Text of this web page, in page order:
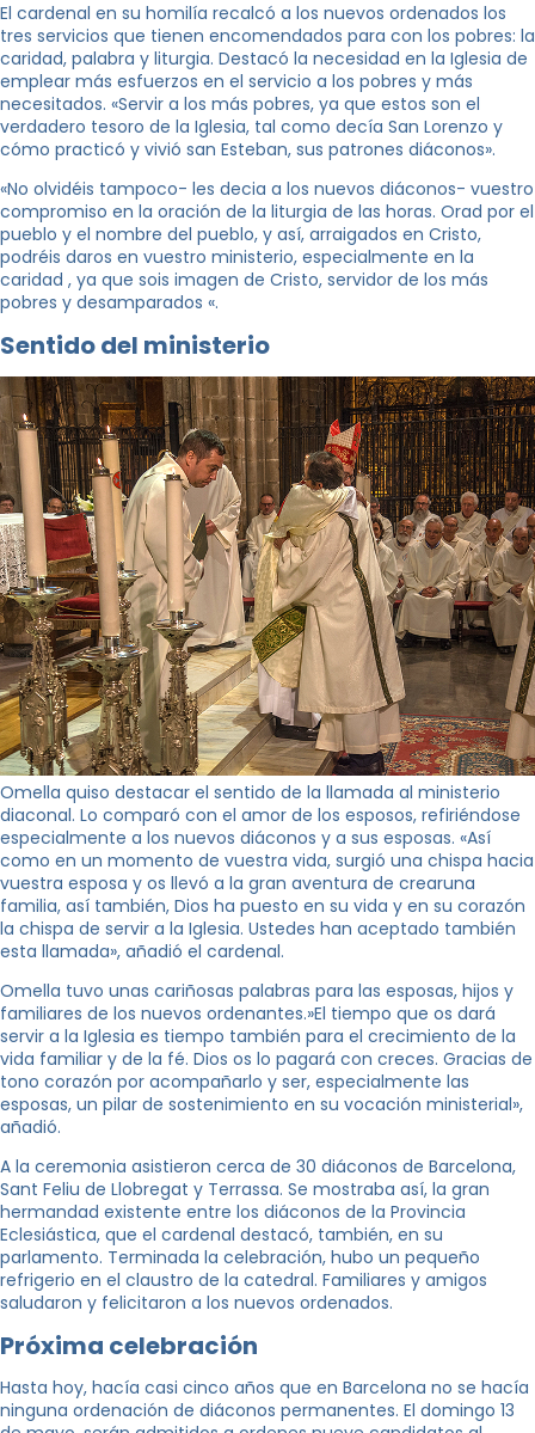
El cardenal en su homilía recalcó a los nuevos ordenados los
tres servicios que tienen encomendados para con los pobres: la
caridad, palabra y liturgia. Destacó la necesidad en la Iglesia de
emplear más esfuerzos en el servicio a los pobres y más
necesitados. «Servir a los más pobres, ya que estos son el
verdadero tesoro de la Iglesia, tal como decía San Lorenzo y
cómo practicó y vivió san Esteban, sus patrones diáconos».
«No olvidéis tampoco- les decia a los nuevos diáconos- vuestro
compromiso en la oración de la liturgia de las horas. Orad por el
pueblo y el nombre del pueblo, y así, arraigados en Cristo,
podréis daros en vuestro ministerio, especialmente en la
caridad , ya que sois imagen de Cristo, servidor de los más
pobres y desamparados «.
Sentido del ministerio
Omella quiso destacar el sentido de la llamada al ministerio
diaconal. Lo comparó con el amor de los esposos, refiriéndose
especialmente a los nuevos diáconos y a sus esposas. «Así
como en un momento de vuestra vida, surgió una chispa hacia
vuestra esposa y os llevó a la gran aventura de crearuna
familia, así también, Dios ha puesto en su vida y en su corazón
la chispa de servir a la Iglesia. Ustedes han aceptado también
esta llamada», añadió el cardenal.
Omella tuvo unas cariñosas palabras para las esposas, hijos y
familiares de los nuevos ordenantes.»El tiempo que os dará
servir a la Iglesia es tiempo también para el crecimiento de la
vida familiar y de la fé. Dios os lo pagará con creces. Gracias de
tono corazón por acompañarlo y ser, especialmente las
esposas, un pilar de sostenimiento en su vocación ministerial»,
añadió.
A la ceremonia asistieron cerca de 30 diáconos de Barcelona, ​​
Sant Feliu de Llobregat y Terrassa. Se mostraba así, la gran
hermandad existente entre los diáconos de la Provincia
Eclesiástica, que el cardenal destacó, también, en su
parlamento. Terminada la celebración, hubo un pequeño
refrigerio en el claustro de la catedral. Familiares y amigos
saludaron y felicitaron a los nuevos ordenados.
Próxima celebración
Hasta hoy, hacía casi cinco años que en Barcelona no se hacía
ninguna ordenación de diáconos permanentes. El domingo 13